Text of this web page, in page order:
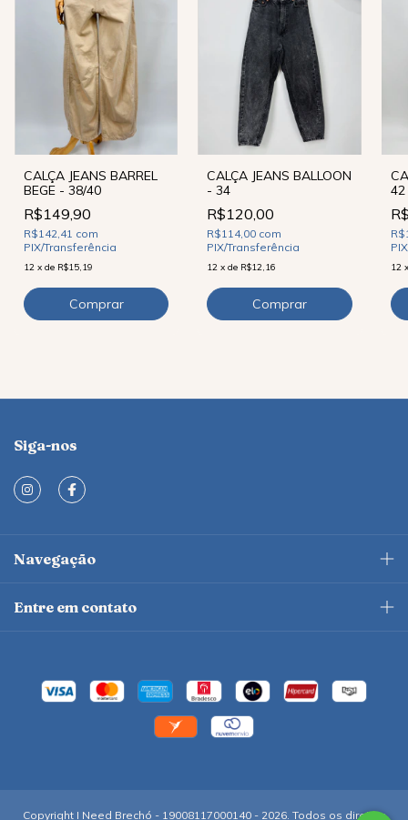
CALÇA JEANS BARREL
BEGE - 38/40
R$149,90
R$142,41 com
PIX/Transferência
12 x de R$15,19
CALÇA JEANS BALLOON
- 34
R$120,00
R$114,00 com
PIX/Transferência
12 xde R$12,16
42
12
Siga-nos
Navegação
Entre em contato
Copyright I Need Brechó - 19008117000140 - 2026. Todos os direitos